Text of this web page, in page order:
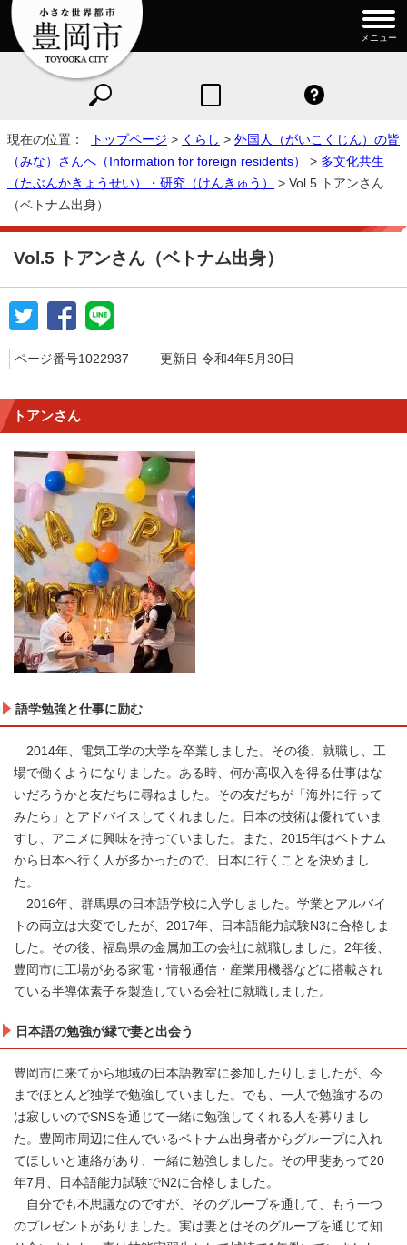
メニュー
現在の位置： トップページ > くらし > 外国人（がいこくじん）の皆
（みな）さんへ（Information for foreign residents）
> 多文化共生
（たぶんかきょうせい）・研究（けんきゅう）
> Vol.5 トアンさん
（ベトナム出身）
Vol.5 トアンさん（ベトナム出身）
ページ番号1022937 更新日 令和4年5月30日
トアンさん
語学勉強と仕事に励む
2014年、電気工学の大学を卒業しました。その後、就職し、工
場で働くようになりました。ある時、何か高収入を得る仕事はな
いだろうかと友だちに尋ねました。その友だちが「海外に行って
みたら」とアドバイスしてくれました。日本の技術は優れていま
すし、アニメに興味を持っていました。また、2015年はベトナム
から日本へ行く人が多かったので、日本に行くことを決めまし
た。
2016年、群馬県の日本語学校に入学しました。学業とアルバイ
トの両立は大変でしたが、2017年、日本語能力試験N3に合格しま
した。その後、福島県の金属加工の会社に就職しました。2年後、
豊岡市に工場がある家電・情報通信・産業用機器などに搭載され
ている半導体素子を製造している会社に就職しました。
日本語の勉強が縁で妻と出会う
豊岡市に来てから地域の日本語教室に参加したりしましたが、今
までほとんど独学で勉強していました。でも、一人で勉強するの
は寂しいのでSNSを通じて一緒に勉強してくれる人を募りまし
た。豊岡市周辺に住んでいるベトナム出身者からグループに入れ
てほしいと連絡があり、一緒に勉強しました。その甲斐あって20
年7月、日本語能力試験でN2に合格しました。
自分でも不思議なのですが、そのグループを通して、もう一つ
のプレゼントがありました。実は妻とはそのグループを通じて知